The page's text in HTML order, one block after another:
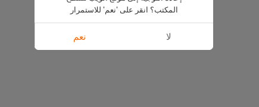
المكتب؟ انقر على 'نعم' للاستمرار
لا نعم